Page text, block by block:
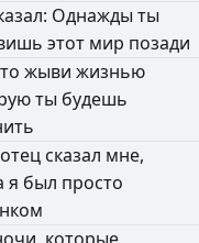
Однажды ты
этот мир позади
жыви жизнью
ты будешь
отец сказал мне,
я был просто